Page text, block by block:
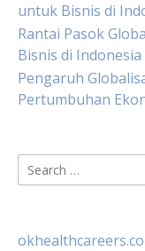
untuk Bisnis di
Rantai Pasok
Bisnis di Indonesia
Pengaruh
Pertumbuhan
Search
for: